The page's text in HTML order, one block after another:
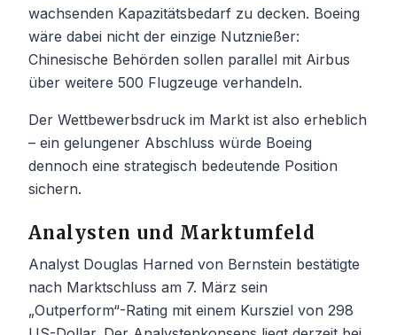
wachsenden Kapazitätsbedarf zu decken. Boeing
wäre dabei nicht der einzige Nutznießer:
Chinesische Behörden sollen parallel mit Airbus
über weitere 500 Flugzeuge verhandeln.
Der Wettbewerbsdruck im Markt ist also erheblich
– ein gelungener Abschluss würde Boeing
dennoch eine strategisch bedeutende Position
sichern.
Analysten und Marktumfeld
Analyst Douglas Harned von Bernstein bestätigte
nach Marktschluss am 7. März sein
„Outperform“-Rating mit einem Kursziel von 298